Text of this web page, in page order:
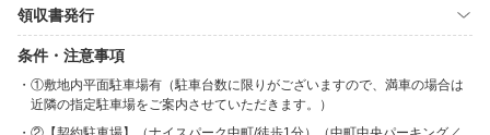
領収書発行
条件・注意事項
①敷地内平面駐車場有（駐車台数に限りがございますので、満車の場合は
近隣の指定駐車場をご案内させていただきます。）